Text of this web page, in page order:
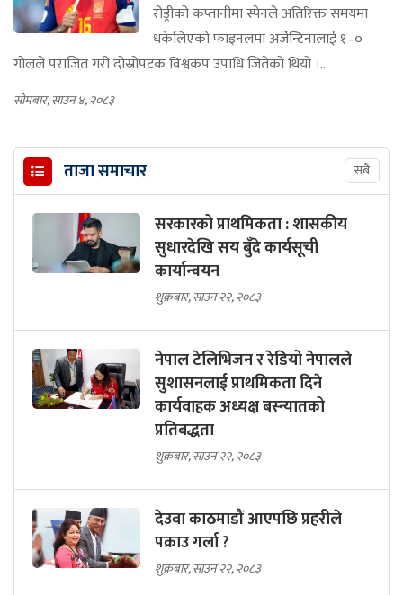
रोड्रीको कप्तानीमा स्पेनले अतिरिक्त समयमा
धकेलिएको फाइनलमा अर्जेन्टिनालाई १–०
गोलले पराजित गरी दोस्रोपटक विश्वकप उपाधि जितेको थियो ।...
सोमबार, साउन ४, २०८३
ताजा समाचार सबै
सरकारको प्राथमिकता : शासकीय
सुधारदेखि सय बुँदे कार्यसूची
कार्यान्वयन
शुक्रबार, साउन २२, २०८३
नेपाल टेलिभिजन र रेडियो नेपालले
सुशासनलाई प्राथमिकता दिने
कार्यवाहक अध्यक्ष बस्न्यातको
प्रतिबद्धता
शुक्रबार, साउन २२, २०८३
देउवा काठमाडौं आएपछि प्रहरीले
पक्राउ गर्ला ?
शुक्रबार, साउन २२, २०८३